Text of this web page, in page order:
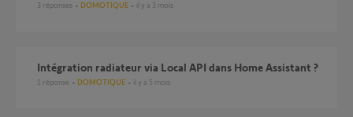
3 réponses DOMOTIQUE il y a 3 mois
Intégration radiateur via Local API dans Home Assistant ?
1 réponse DOMOTIQUE il y a 5 mois